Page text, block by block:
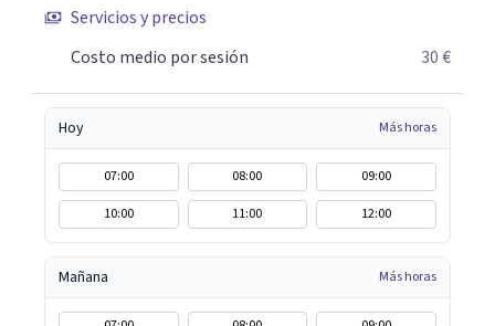
¿Tienes dudas de cómo enfocaré tu problema o situación?
momento de dar el paso a una nueva etapa en tu vida.
Servicios y precios
Costo medio por sesión
30 €
Hoy Más horas
07:00 08:00
09:00
10:00
11:00 12:00
Mañana Más horas